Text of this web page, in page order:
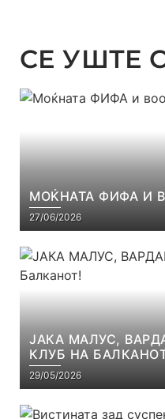
СЕ УШТЕ
МОЌНАТА ФИФА И
27/06/2026
ЈАКА МАЛУС,
КЛУБ НА
29/05/2026